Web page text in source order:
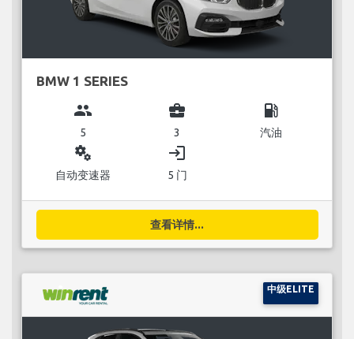
BMW 1 SERIES
group
5
business_center
3
local_gas_station
汽油
miscellaneous_services
自动变速器
login
5 门
查看详情...
中级ELITE